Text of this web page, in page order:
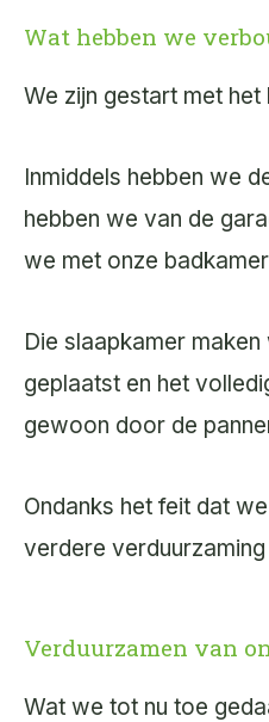
Wat hebben we
We zijn gestart met
Inmiddels hebben we
hebben we van de
we met onze
Die slaapkamer
geplaatst en het
gewoon door de
Ondanks het feit dat
verdere
Verduurzamen van
Wat we tot nu toe